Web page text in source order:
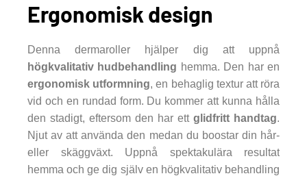
Ergonomisk design
Denna dermaroller hjälper dig att uppnå
högkvalitativ hudbehandling hemma. Den har en
ergonomisk utformning, en behaglig textur att röra
vid och en rundad form. Du kommer att kunna hålla
den stadigt, eftersom den har ett glidfritt handtag.
Njut av att använda den medan du boostar din hår-
eller skäggväxt. Uppnå spektakulära resultat
hemma och ge dig själv en högkvalitativ behandling